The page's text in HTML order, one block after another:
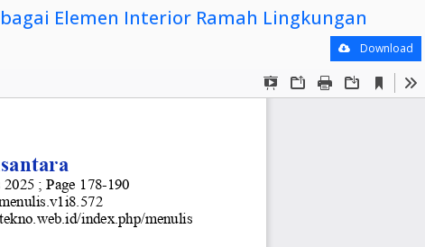
Elemen Interior Ramah Lingkungan
Download